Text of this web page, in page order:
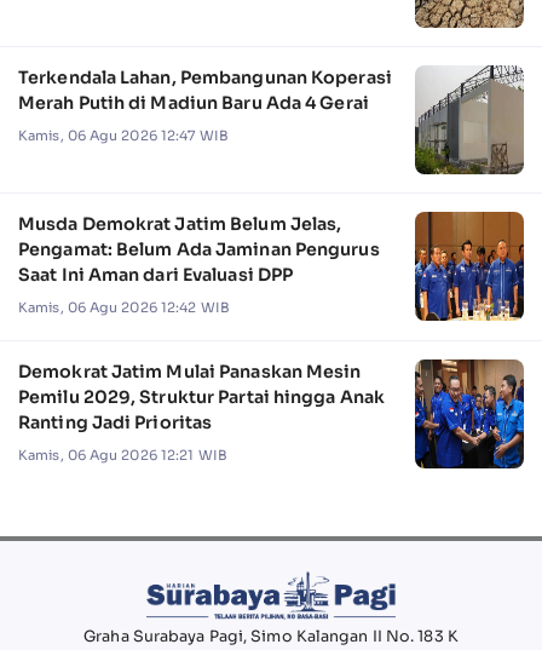
Terkendala Lahan, Pembangunan Koperasi
Merah Putih di Madiun Baru Ada 4 Gerai
Kamis, 06 Agu 2026 12:47 WIB
Musda Demokrat Jatim Belum Jelas,
Pengamat: Belum Ada Jaminan Pengurus
Saat Ini Aman dari Evaluasi DPP
Kamis, 06 Agu 2026 12:42 WIB
Demokrat Jatim Mulai Panaskan Mesin
Pemilu 2029, Struktur Partai hingga Anak
Ranting Jadi Prioritas
Kamis, 06 Agu 2026 12:21 WIB
Graha Surabaya Pagi, Simo Kalangan II No. 183 K